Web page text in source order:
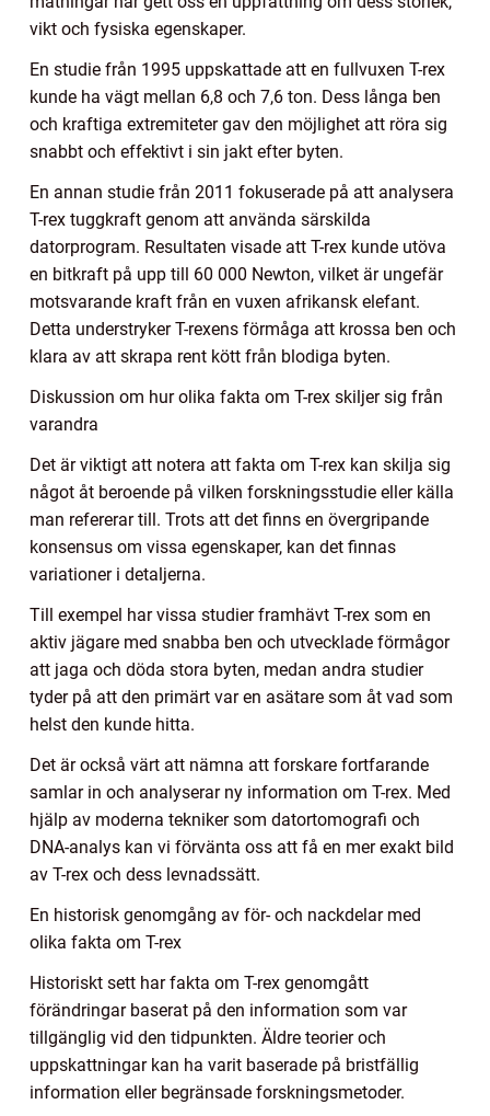
vikt och fysiska egenskaper.
En studie från 1995 uppskattade att en fullvuxen T-rex
kunde ha vägt mellan 6,8 och 7,6 ton. Dess långa ben
och kraftiga extremiteter gav den möjlighet att röra sig
snabbt och effektivt i sin jakt efter byten.
En annan studie från 2011 fokuserade på att analysera
T-rex tuggkraft genom att använda särskilda
datorprogram. Resultaten visade att T-rex kunde utöva
en bitkraft på upp till 60 000 Newton, vilket är ungefär
motsvarande kraft från en vuxen afrikansk elefant.
Detta understryker T-rexens förmåga att krossa ben och
klara av att skrapa rent kött från blodiga byten.
Diskussion om hur olika fakta om T-rex skiljer sig från
varandra
Det är viktigt att notera att fakta om T-rex kan skilja sig
något åt beroende på vilken forskningsstudie eller källa
man refererar till. Trots att det finns en övergripande
konsensus om vissa egenskaper, kan det finnas
variationer i detaljerna.
Till exempel har vissa studier framhävt T-rex som en
aktiv jägare med snabba ben och utvecklade förmågor
att jaga och döda stora byten, medan andra studier
tyder på att den primärt var en asätare som åt vad som
helst den kunde hitta.
Det är också värt att nämna att forskare fortfarande
samlar in och analyserar ny information om T-rex. Med
hjälp av moderna tekniker som datortomografi och
DNA-analys kan vi förvänta oss att få en mer exakt bild
av T-rex och dess levnadssätt.
En historisk genomgång av för- och nackdelar med
olika fakta om T-rex
Historiskt sett har fakta om T-rex genomgått
förändringar baserat på den information som var
tillgänglig vid den tidpunkten. Äldre teorier och
uppskattningar kan ha varit baserade på bristfällig
information eller begränsade forskningsmetoder.